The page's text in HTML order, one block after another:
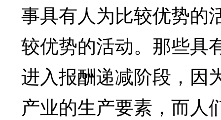
事具有人为比较优势的
较优势的活动。那些具
进入报酬递减阶段，因
产业的生产要素，而人